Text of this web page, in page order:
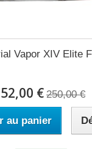
Vapor XIV Elite
€ 250,00 €
au panier